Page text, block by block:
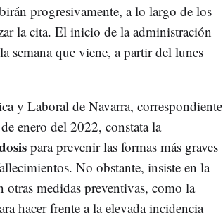
progresivamente, a lo largo de los
la cita. El inicio de la administración
semana que viene, a partir del lunes
y Laboral de Navarra, correspondiente
enero del 2022, constata la
para prevenir las formas más graves
No obstante, insiste en la
medidas preventivas, como la
hacer frente a la elevada incidencia